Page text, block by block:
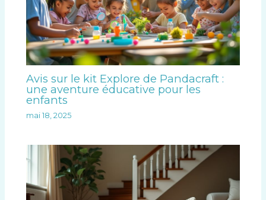
Avis sur le kit Explore de Pandacraft :
une aventure éducative pour les
enfants
mai 18, 2025